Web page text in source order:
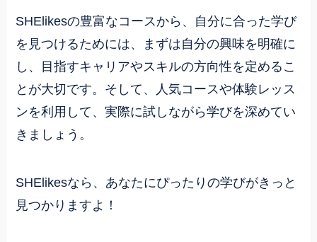
SHElikesの豊富なコースから、自分に合った学び
を見つけるためには、まずは自分の興味を明確に
し、目指すキャリアやスキルの方向性を定めるこ
とが大切です。そして、人気コースや体験レッス
ンを利用して、実際に試しながら学びを深めてい
きましょう。
SHElikesなら、あなたにぴったりの学びがきっと
見つかりますよ！